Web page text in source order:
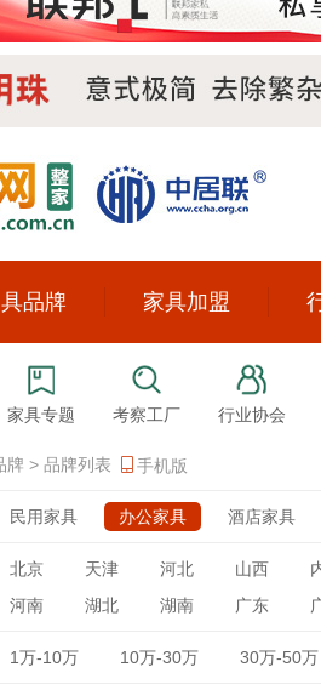
品牌 家具加盟
家具专题 考察工厂 行业协会
牌 > 品牌列表 手机版
民用家具 办公家具 酒店家具
北京 天津 河北 山西
河南
湖北 湖南 广东
1万-10万 10万-30万 30万-50万